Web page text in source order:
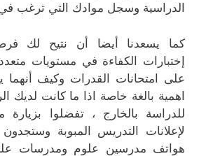
الدراسية وسجل موادك التي ترغب
كما يسعدنا أيضا أن نتيح لك
إختبارات الكفاءة في مستويات
على امتحانات القدرات وكيف أنهما
اهمية بالغة خاصة اذا ما كانت لديك
للدراسة بالخارج ، تفضلوا بزيارة
لإعلانات التدريس المبوبة
هواتف مدرسين علوم ومدرسات